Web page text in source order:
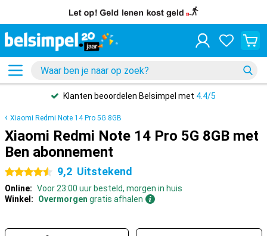
Klanten beoordelen Belsimpel met 4.4/5
Xiaomi Redmi Note 14 Pro 5G 8GB
Xiaomi Redmi Note 14 Pro 5G 8GB met
Ben abonnement
4.5 sterren 9,2 Uitstekend
Online: Voor 23:00 uur besteld, morgen in huis
Winkel:
Overmorgen gratis afhalen